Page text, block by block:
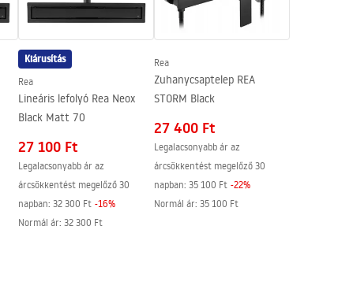
Kiárusítás
Rea
Lineáris lefolyó Rea Neox
Black Matt 70
27 100 Ft
Legalacsonyabb ár az
árcsökkentést megelőző 30
napban: 32 300 Ft -16%
Normál ár: 32 300 Ft
Rea
Zuhanycsaptelep REA
STORM Black
27 400 Ft
Legalacsonyabb ár az
árcsökkentést megelőző 30
napban: 35 100 Ft -22%
Normál ár: 35 100 Ft